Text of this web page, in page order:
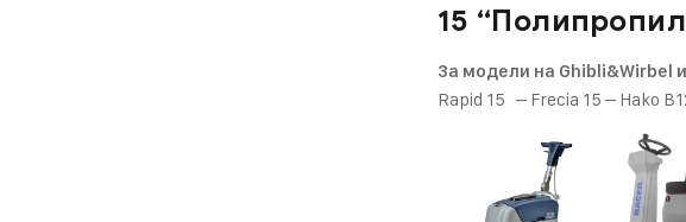
15
За модели на Ghibli&Wirbel
Rapid 15 – Frecia 15 – Hako